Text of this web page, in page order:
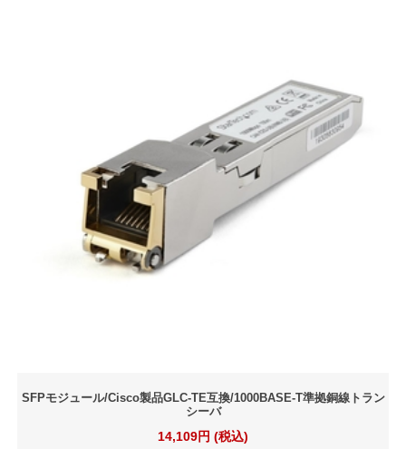
SFPモジュール/Cisco製品GLC-TE互換/1000BASE-T準拠銅線トラン
シーバ
14,109円 (税込)